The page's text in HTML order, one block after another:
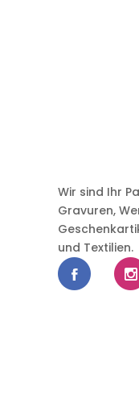
Wir sind Ihr
Gravuren,
und Textilien.